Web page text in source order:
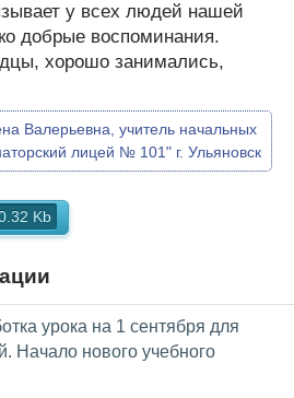
у всех людей нашей
добрые воспоминания.
хорошо занимались,
Валерьевна, учитель начальных
лицей № 101" г. Ульяновск
Kb
урока на 1 сентября для
Начало нового учебного